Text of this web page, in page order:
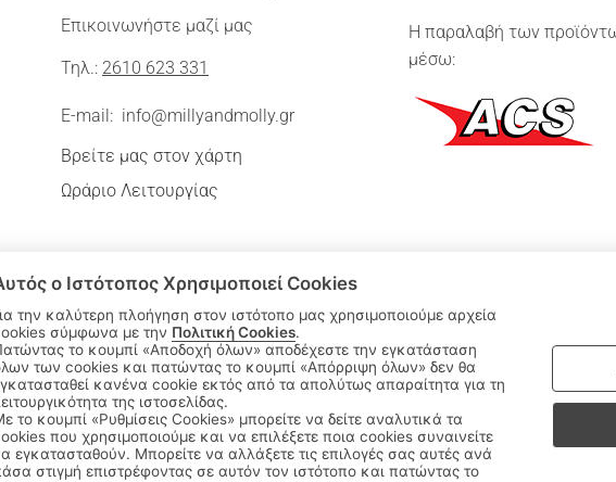
Επικοινωνήστε μαζί μας
Τηλ.: 2610 623 331
E-mail: info@millyandmolly.gr
Βρείτε μας στον χάρτη
Ωράριο Λειτουργίας
Η παραλαβή των
μέσω:
ΑΚΟΛΟΥΘΗΣΤΕ ΜΑΣ: |
Sitemap/Login
ο Ιστότοπος Χρησιμοποιεί Cookies
την καλύτερη πλοήγηση στον ιστότοπο μας χρησιμοποιούμε αρχεία
σύμφωνα με την Πολιτική Cookies.
το κουμπί «Αποδοχή όλων» αποδέχεστε την εγκατάσταση
των cookies και πατώντας το κουμπί «Απόρριψη όλων» δεν θα
κανένα cookie εκτός από τα απολύτως απαραίτητα για τη
της ιστοσελίδας.
το κουμπί «Ρυθμίσεις Cookies» μπορείτε να δείτε αναλυτικά τα
που χρησιμοποιούμε και να επιλέξετε ποια cookies συναινείτε
εγκατασταθούν. Μπορείτε να αλλάξετε τις επιλογές σας αυτές ανά
στιγμή επιστρέφοντας σε αυτόν τον ιστότοπο και πατώντας το